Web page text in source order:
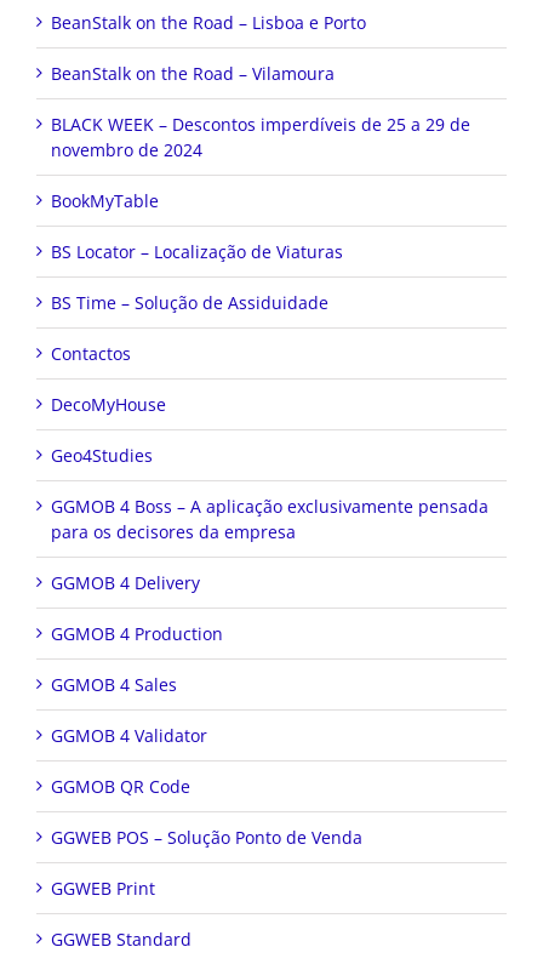
BeanStalk on the Road – Lisboa e Porto
BeanStalk on the Road – Vilamoura
BLACK WEEK – Descontos imperdíveis de 25 a 29 de
novembro de 2024
BookMyTable
BS Locator – Localização de Viaturas
BS Time – Solução de Assiduidade
Contactos
DecoMyHouse
Geo4Studies
GGMOB 4 Boss – A aplicação exclusivamente pensada
para os decisores da empresa
GGMOB 4 Delivery
GGMOB 4 Production
GGMOB 4 Sales
GGMOB 4 Validator
GGMOB QR Code
GGWEB POS – Solução Ponto de Venda
GGWEB Print
GGWEB Standard